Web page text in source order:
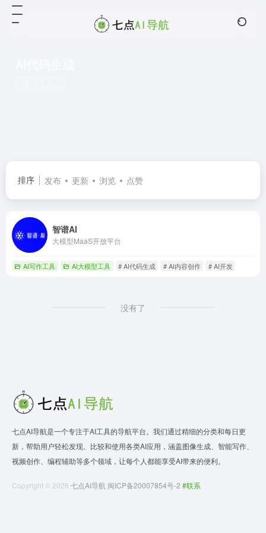
排序 发布 更新 浏览 点赞
智谱AI
大模型MaaS开放平台
AI写作工具 AI大模型工具 # AI代码生成 # AI内容创作 # AI开发
没有了
七点AI导航是一个专注于AI工具的导航平台。我们通过精细的分类和每日更
新，帮助用户轻松发现、比较和使用各类AI应用，涵盖图像生成、智能写作、
视频创作、编程辅助等多个领域，让每个人都能享受AI带来的便利。
Copyright © 2026 七点AI导航 闽ICP备20007854号-2 #联系